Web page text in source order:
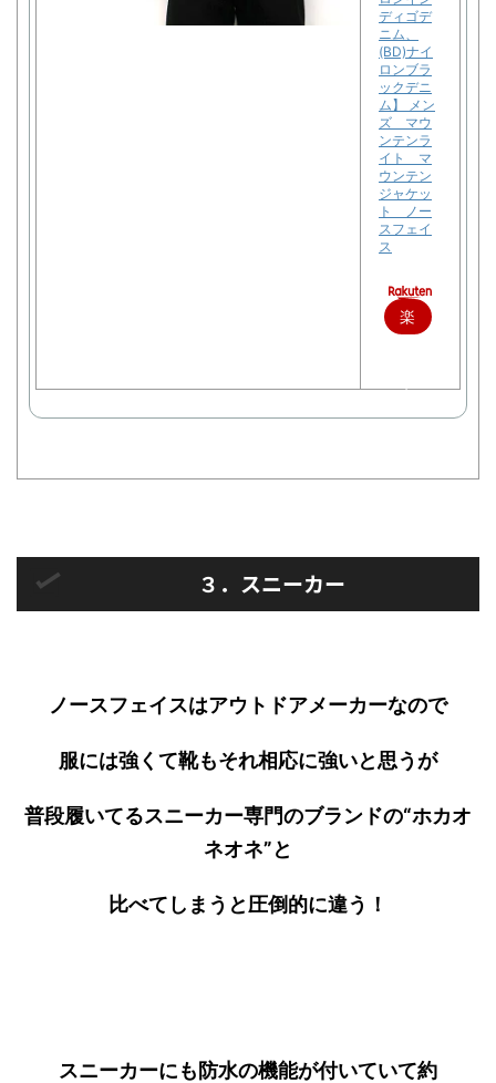
ディゴデ
ニム、
(BD)ナイ
ロンブラ
ックデニ
ム】 メン
ズ マウ
ンテンラ
イト マ
ウンテン
ジャケッ
ト ノー
スフェイ
ス
楽
で
購
３．スニーカー
ノースフェイスはアウトドアメーカーなので
服には強くて靴もそれ相応に強いと思うが
普段履いてるスニーカー専門のブランドの“ホカオ
ネオネ”と
比べてしまうと圧倒的に違う！
スニーカーにも防水の機能が付いていて約